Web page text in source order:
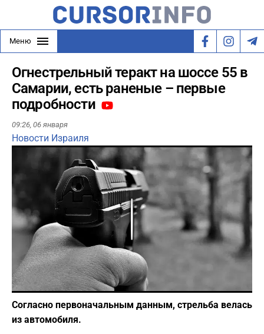
Меню
Огнестрельный теракт на шоссе 55 в
Самарии, есть раненые – первые
подробности
09:26, 06 января
Новости Израиля
Play
Согласно первоначальным данным, стрельба велась
из автомобиля.